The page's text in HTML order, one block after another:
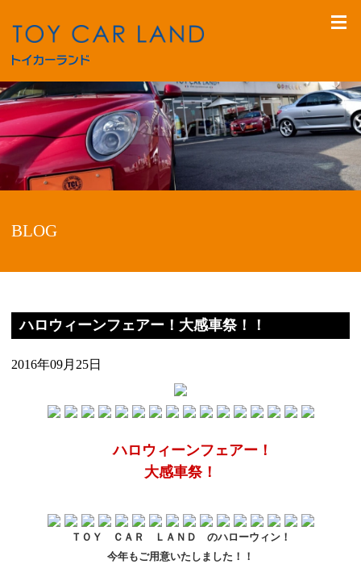
BLOG
ハロウィーンフェアー！大感車祭！！
2016年09月25日
ハロウィーンフェアー！
大感車祭！
ＴＯＹ ＣＡＲ ＬＡＮＤ のハローウィン！
今年もご用意いたしました！！